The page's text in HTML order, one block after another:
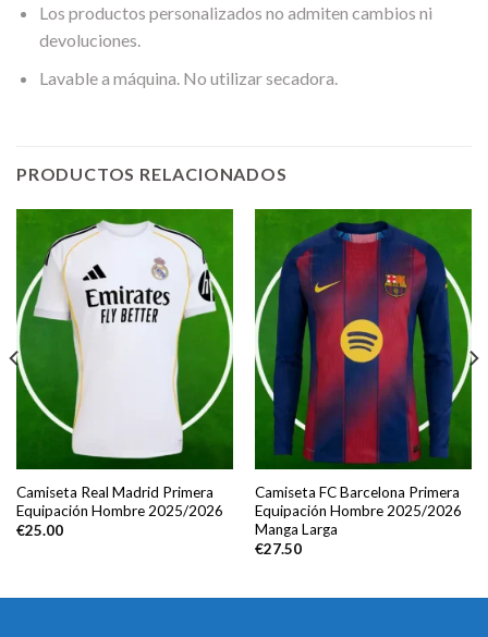
Los productos personalizados no admiten cambios ni
devoluciones.
Lavable a máquina. No utilizar secadora.
PRODUCTOS RELACIONADOS
Camiseta Real Madrid Primera
Equipación Hombre 2025/2026
€25.00
Camiseta FC Barcelona Primera
Equipación Hombre 2025/2026
Manga Larga
€27.50